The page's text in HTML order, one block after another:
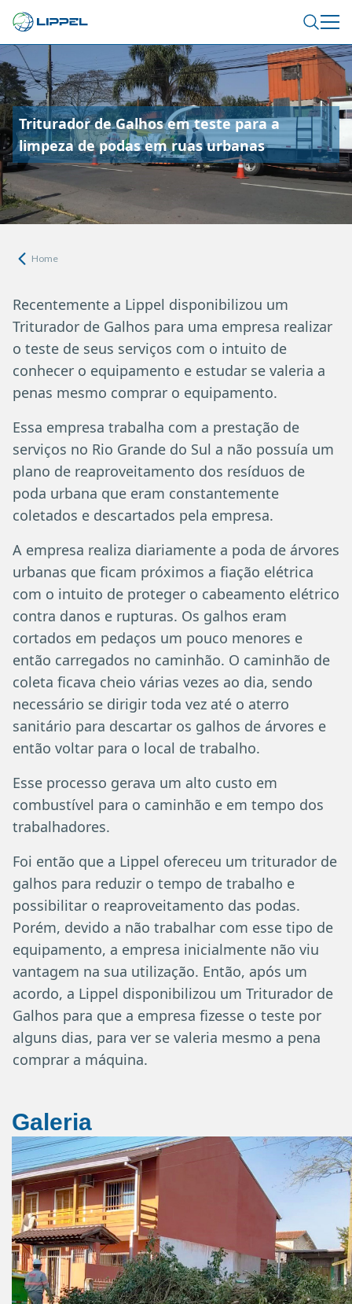
Triturador de Galhos em teste para a
limpeza de podas em ruas urbanas
Home
Recentemente a Lippel disponibilizou um
Triturador de Galhos para uma empresa realizar
o teste de seus serviços com o intuito de
conhecer o equipamento e estudar se valeria a
penas mesmo comprar o equipamento.
Essa empresa trabalha com a prestação de
serviços no Rio Grande do Sul a não possuía um
plano de reaproveitamento dos resíduos de
poda urbana que eram constantemente
coletados e descartados pela empresa.
A empresa realiza diariamente a poda de árvores
urbanas que ficam próximos a fiação elétrica
com o intuito de proteger o cabeamento elétrico
contra danos e rupturas. Os galhos eram
cortados em pedaços um pouco menores e
então carregados no caminhão. O caminhão de
coleta ficava cheio várias vezes ao dia, sendo
necessário se dirigir toda vez até o aterro
sanitário para descartar os galhos de árvores e
então voltar para o local de trabalho.
Esse processo gerava um alto custo em
combustível para o caminhão e em tempo dos
trabalhadores.
Foi então que a Lippel ofereceu um triturador de
galhos para reduzir o tempo de trabalho e
possibilitar o reaproveitamento das podas.
Porém, devido a não trabalhar com esse tipo de
equipamento, a empresa inicialmente não viu
vantagem na sua utilização. Então, após um
acordo, a Lippel disponibilizou um Triturador de
Galhos para que a empresa fizesse o teste por
alguns dias, para ver se valeria mesmo a pena
comprar a máquina.
Galeria